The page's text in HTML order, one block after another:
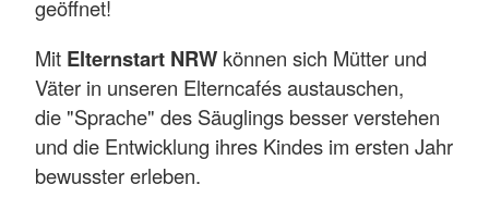
geöffnet!
Mit Elternstart NRW können sich Mütter und
Väter in unseren Elterncafés austauschen,
die "Sprache" des Säuglings besser verstehen
und die Entwicklung ihres Kindes im ersten Jahr
bewusster erleben.